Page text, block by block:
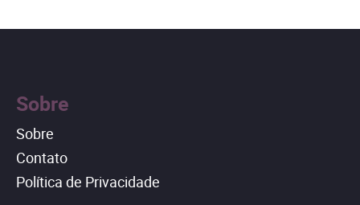
Sobre
Sobre
Contato
Política de Privacidade